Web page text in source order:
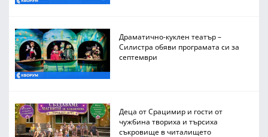
Драматично-куклен театър –
Силистра обяви програмата си за
септември
Деца от Срацимир и гости от
чужбина твориха и търсиха
съкровище в читалището